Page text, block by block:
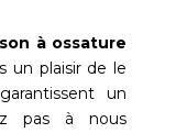
à ossature
un plaisir de le
un
pas à nous